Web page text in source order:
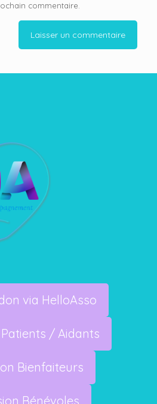
commentaire.
via HelloAsso
/ Aidants
Bienfaiteurs
Bénévoles